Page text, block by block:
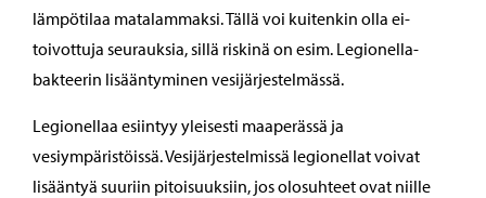
lämpötilaa matalammaksi. Tällä voi kuitenkin olla ei-
toivottuja seurauksia, sillä riskinä on esim. Legionella-
bakteerin lisääntyminen vesijärjestelmässä.
Legionellaa esiintyy yleisesti maaperässä ja
vesiympäristöissä. Vesijärjestelmissä legionellat voivat
lisääntyä suuriin pitoisuuksiin, jos olosuhteet ovat niille